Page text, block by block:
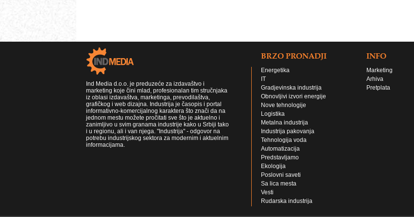
Ind Media d.o.o. je preduzeće za izdavaštvo i
marketing koje čini mlad, profesionalan tim stručnjaka
iz oblasi izdavaštva, marketinga, prevodilaštva,
grafičkog i web dizajna. Industrija je časopis i portal
informativno-komercijalnog karaktera što znači da na
jednom mestu možete pročitati sve što je aktuelno i
zanimljivo u svim granama industrije kako u Srbiji tako
i u regionu, ali i van njega. "Industrija" - odgovor na
potrebu industrijskog sektora za modernim i aktuelnim
informacijama.
BRZO PRONADJI
Energetika
IT
Gradjevinska industrija
Obnovljivi izvori energije
Nove tehnologije
Logistika
Metalna industrija
Industrija pakovanja
Tehnologija voda
Automatizacija
Predstavljamo
Ekologija
Poslovni saveti
Sa lica mesta
Vesti
Rudarska industrija
INFO
Marketing
Arhiva
Pretplata